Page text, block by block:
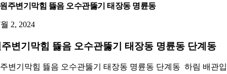
원주변기막힘 뜷음 오수관뚫기 태장동 명륜동
2, 2024
변기막힘 뜷음 오수관뚫기 태장동 명륜동 단계동
변기막힘 뜷음 오수관뚫기 태장동 명륜동 단계동 하림 배관